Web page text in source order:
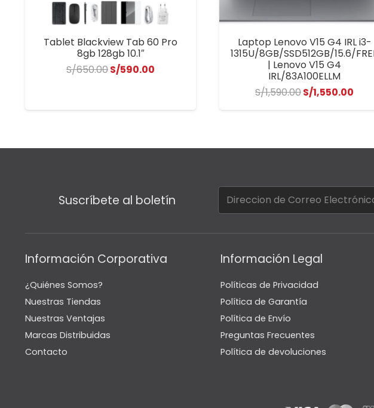
Tablet Blackview Tab 60 Pro
8gb 128gb 10.1″
S/650.00El
S/590.00
Laptop Lenovo V15 G4 IRL i3-
1315U/8GB/SSD512GB/15.6/
| Lenovo V15 G4
IRL/83A100ELLM
S/1,590.00El
precio
S/1,550.00
Suscríbete al boletín
Información Corporativa
¿Quiénes Somos?
Nuestras Tiendas
Nuestras Ventajas
Marcas Distribuidas
Contacto
Información Legal
Políticas de Privacidad
Política de Garantía
Política de Envío
Preguntas Frecuentes
Política de devoluciones